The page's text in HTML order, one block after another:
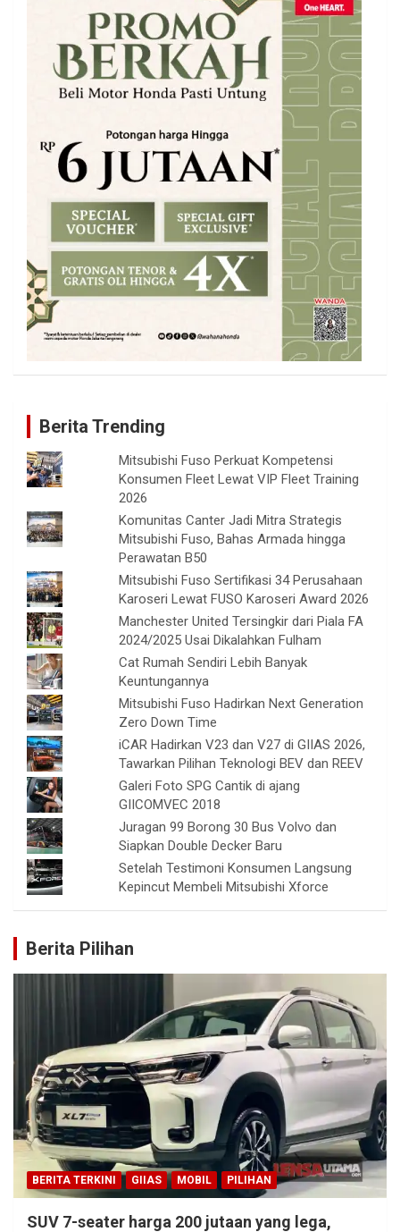
Berita Trending
Mitsubishi Fuso Perkuat Kompetensi
Konsumen Fleet Lewat VIP Fleet Training
2026
Komunitas Canter Jadi Mitra Strategis
Mitsubishi Fuso, Bahas Armada hingga
Perawatan B50
Mitsubishi Fuso Sertifikasi 34 Perusahaan
Karoseri Lewat FUSO Karoseri Award 2026
Manchester United Tersingkir dari Piala FA
2024/2025 Usai Dikalahkan Fulham
Cat Rumah Sendiri Lebih Banyak
Keuntungannya
Mitsubishi Fuso Hadirkan Next Generation
Zero Down Time
iCAR Hadirkan V23 dan V27 di GIIAS 2026,
Tawarkan Pilihan Teknologi BEV dan REEV
Galeri Foto SPG Cantik di ajang
GIICOMVEC 2018
Juragan 99 Borong 30 Bus Volvo dan
Siapkan Double Decker Baru
Setelah Testimoni Konsumen Langsung
Kepincut Membeli Mitsubishi Xforce
Berita Pilihan
BERITA TERKINI GIIAS MOBIL PILIHAN
SUV 7-seater harga 200 jutaan yang lega,